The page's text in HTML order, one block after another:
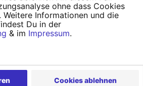
ohne dass Cookies
Informationen und die
Du in der
& im Impressum.
Cookies ablehnen